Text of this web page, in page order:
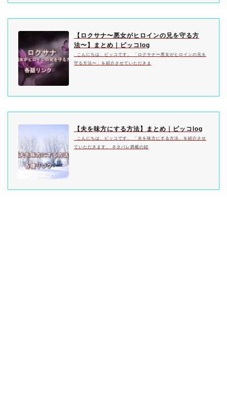
【ロクサナ〜悪女がヒロインの兄を守る方
法〜】まとめ｜ピッコlog
こんにちは、ピッコです。 「ロクサナ〜悪女がヒロインの兄を
守る方法〜」を紹介させていただきま
【夫を味方にする方法】まとめ｜ピッコlog
こんにちは、ピッコです。 「夫を味方にする方法」を紹介させ
ていただきます。 ネタバレ満載の紹